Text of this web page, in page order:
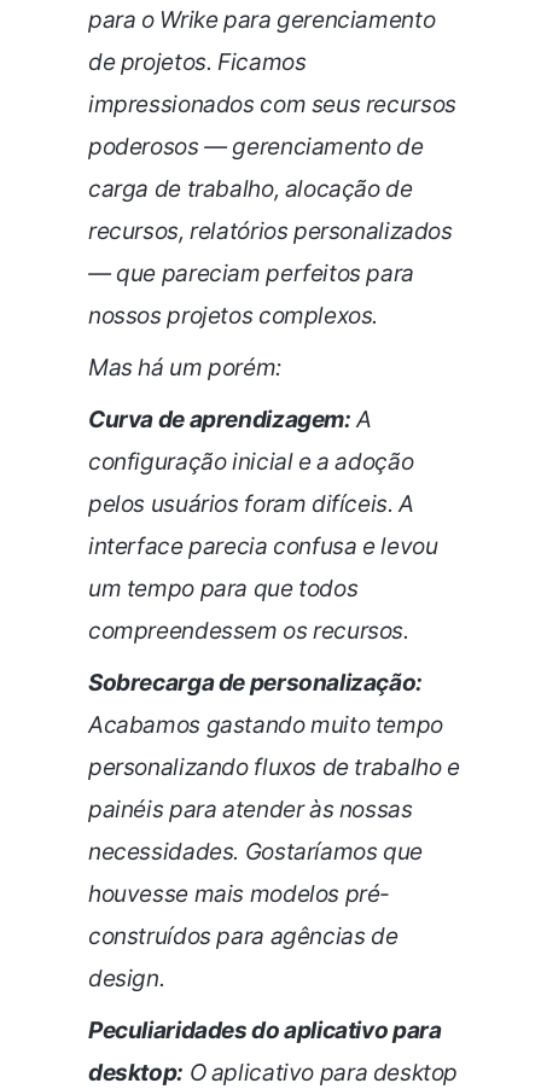
para o Wrike para gerenciamento
de projetos. Ficamos
impressionados com seus recursos
poderosos — gerenciamento de
carga de trabalho, alocação de
recursos, relatórios personalizados
— que pareciam perfeitos para
nossos projetos complexos.
Mas há um porém:
Curva de aprendizagem:A
configuração inicial e a adoção
pelos usuários foram difíceis. A
interface parecia confusa e levou
um tempo para que todos
compreendessem os recursos.
Sobrecarga de personalização:
Acabamos gastando muito tempo
personalizando fluxos de trabalho e
painéis para atender às nossas
necessidades. Gostaríamos que
houvesse mais modelos pré-
construídos para agências de
design.
Peculiaridades do aplicativo para
desktop: O aplicativo para desktop